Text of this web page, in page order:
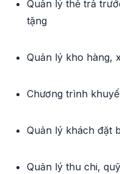
Quản lý thẻ trả
tặng
Quản lý kho hàng,
Chương trình
Quản lý khách đặt
Quản lý thu chi,